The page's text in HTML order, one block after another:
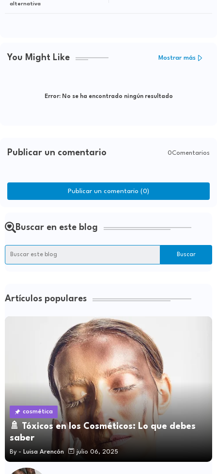
alternativa
You Might Like Mostrar más
Error:No se ha encontrado ningún resultado
Publicar un comentario 0Comentarios
Publicar un comentario (0)
Buscar en este blog
Artículos populares
cosmética
🚿 Tóxicos en los Cosméticos: Lo que debes
saber
By - Luisa Arencón julio 06, 2025